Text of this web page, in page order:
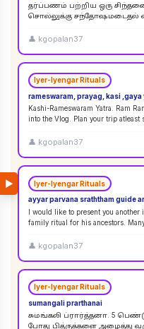
▶
தர்ப்பணம் பற்றிய ஒரு
சொல்லுக்கு சந்தோஷமடைதல்
கொள்ளலாம்...
👤 kgopalan37
Iyer-Iyengar Rituals
rameswaram, prayag, kasi ,gaya
Kashi-Rameswaram Yatra. Ram Ram A Few tips from my side, before venturing
into the Vlog. Plan your
👤 kgopalan37
Iyer-Iyengar Rituals
ayyar parvana sraththam guide
I would like to present you
family ritual for his ancestors.
👤 kgopalan37
Iyer-Iyengar Rituals
sumangali prarthanai
சுமங்கலி ப்ரார்த்தனா. 5 பெண்டுகள் + கண்யா பெண். சிராத்ததின்
போது பித்ருக்களை அழைத்து